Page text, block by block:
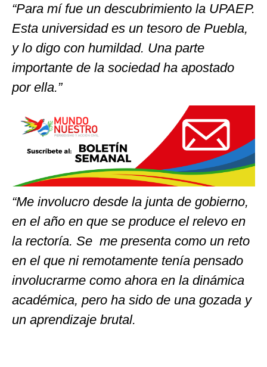
“Para mí fue un descubrimiento la UPAEP.
Esta universidad es un tesoro de Puebla,
y lo digo con humildad. Una parte
importante de la sociedad ha apostado
por ella.”
“Me involucro desde la junta de gobierno,
en el año en que se produce el relevo en
la rectoría. Se me presenta como un reto
en el que ni remotamente tenía pensado
involucrarme como ahora en la dinámica
académica, pero ha sido de una gozada y
un aprendizaje brutal.